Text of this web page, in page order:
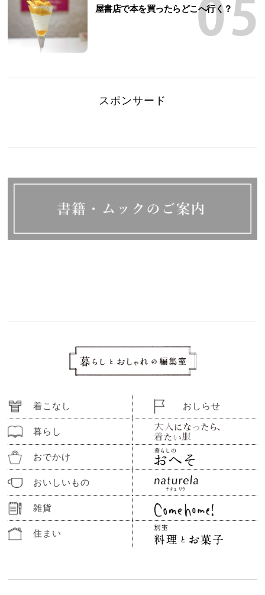
屋書店で本を買ったらどこへ行く？
スポンサード
着こなし
暮らし
おでかけ
おいしいもの
雑貨
住まい
おしらせ